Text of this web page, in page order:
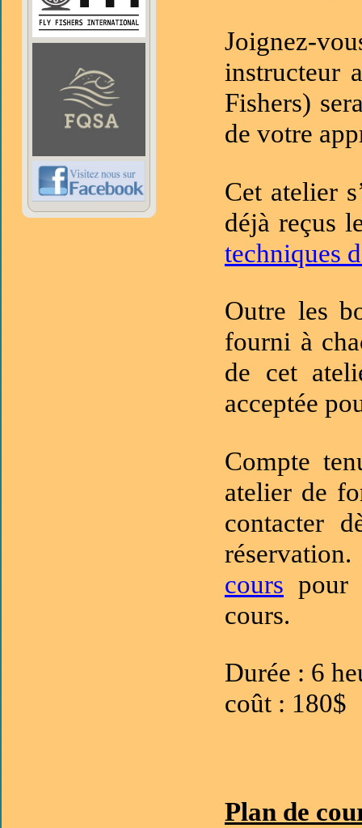
Joignez-
instructeur
Fishers)
de votre
Cet atelier
déjà reçus
techniques
Outre les
fourni à
de cet
acceptée
Compte
atelier de
contacter
cours pour
cours.
Durée : 6
coût : 180$
Plan de